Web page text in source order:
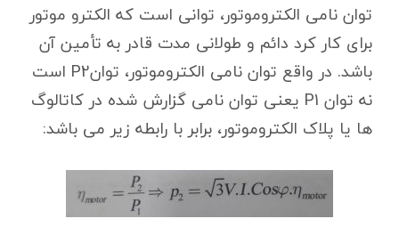
توان نامی الکتروموتور، توانی است که الکترو موتور
برای کار کرد دائم و طولانی مدت قادر به تأمین آن
باشد. در واقع توان نامی الکتروموتور، توانP2 است
نه توان P1 یعنی توان نامی گزارش شده در کاتالوگ
ها یا پلاک الکتروموتور، برابر با رابطه زیر می باشد: